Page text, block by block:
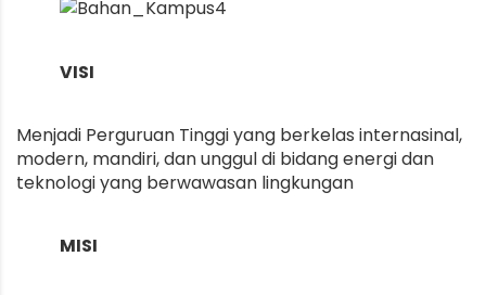
VISI
Menjadi Perguruan Tinggi yang berkelas internasinal,
modern, mandiri, dan unggul di bidang energi dan
teknologi yang berwawasan lingkungan
MISI